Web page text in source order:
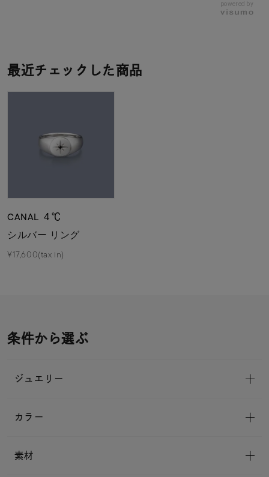
powered by
最近チェックした商品
CANAL ４℃
シルバー リング
¥17,600(tax in)
条件から選ぶ
ジュエリー
カラー
素材